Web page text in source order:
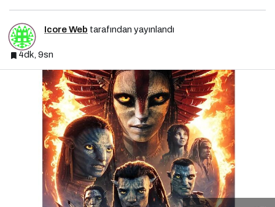
Icore Web tarafından yayınlandı
4dk, 9sn